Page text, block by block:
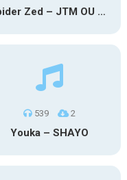
Spider Zed – JTM OU TG
539 2
Youka – SHAYO